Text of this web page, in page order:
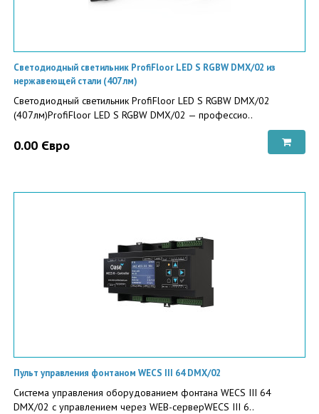
Светодиодный светильник ProfiFloor LED S RGBW DMX/02 из
нержавеющей стали (407 лм)
Светодиодный светильник ProfiFloor LED S RGBW DMX/02
(407лм)ProfiFloor LED S RGBW DMX/02 — профессио..
0.00 Євро
Пульт управления фонтаном WECS III 64 DMX/02
Система управления оборудованием фонтана WECS III 64
DMX/02 с управлением через WEB-серверWECS III 6..